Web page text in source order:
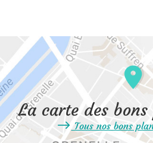
La carte des
Tous nos bons